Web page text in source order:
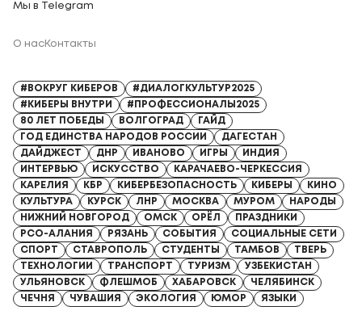
Мы в Telegram
О насКонтакты
#ВОКРУГ КИБЕРОВ
#ДИАЛОГКУЛЬТУР2025
#КИБЕРЫ ВНУТРИ
#ПРОФЕССИОНАЛЫ2025
80 ЛЕТ ПОБЕДЫ
ВОЛГОГРАД
ГАЙД
ГОД ЕДИНСТВА НАРОДОВ РОССИИ
ДАГЕСТАН
ДАЙДЖЕСТ
ДНР ИВАНОВО ИГРЫ
ИНДИЯ
ИНТЕРВЬЮ
ИСКУССТВО
КАРАЧАЕВО-ЧЕРКЕССИЯ
КАРЕЛИЯ
КБР КИБЕРБЕЗОПАСНОСТЬ КИБЕРЫ
КИНО
КУЛЬТУРА
КУРСК ЛНР МОСКВА МУРОМ
НАРОДЫ
НИЖНИЙ НОВГОРОД
ОМСК ОРЁЛ
ПРАЗДНИКИ
РСО-АЛАНИЯ
РЯЗАНЬ СОБЫТИЯ
СОЦИАЛЬНЫЕ СЕТИ
СПОРТ
СТАВРОПОЛЬ СТУДЕНТЫ ТАМБОВ
ТВЕРЬ
ТЕХНОЛОГИИ
ТРАНСПОРТ ТУРИЗМ
УЗБЕКИСТАН
УЛЬЯНОВСК
ФЛЕШМОБ ХАБАРОВСК
ЧЕЛЯБИНСК
ЧЕЧНЯ
ЧУВАШИЯ ЭКОЛОГИЯ ЮМОР ЯЗЫКИ